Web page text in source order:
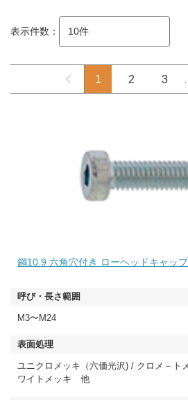
表示件数：
1 2 3
鋼10.9 六角穴付き ローヘッドキャッ
M3〜M24
ユニクロメッキ（六価光沢) / クロメ－ト
ワイトメッキ 他